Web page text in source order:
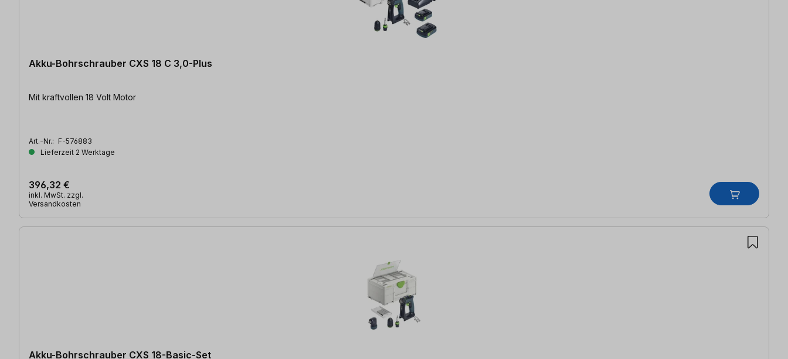
Akku-Bohrschrauber CXS 18 C 3,0-Plus
Mit kraftvollen 18 Volt Motor
Art.-Nr.: F-576883
Lieferzeit 2 Werktage
396,32 €
inkl. MwSt. zzgl.
Versandkosten
Akku-Bohrschrauber CXS 18-Basic-Set